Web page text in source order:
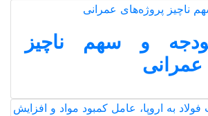
و سهم ناچیز
عمرانی